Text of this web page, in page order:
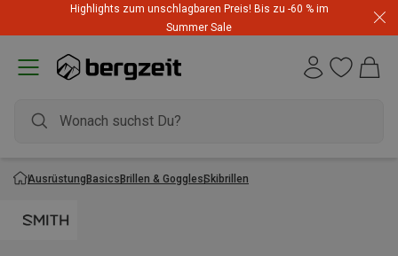
Highlights zum unschlagbaren Preis! Bis zu -60 % im
Summer Sale
AusrüstungBasicsBrillen & GogglesSkibrillen